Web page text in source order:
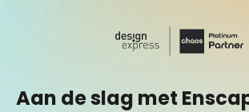
Aan de slag met